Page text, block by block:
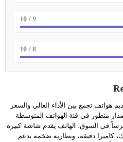
9
/ 10
8
/ 10
هواتف تجمع بين الأداء العالي والسعر
متطور في فئة الهواتف المتوسطة
في السوق. الهاتف يقدم شاشة كبيرة
كاميرا دقيقة، وبطارية ضخمة تدعم